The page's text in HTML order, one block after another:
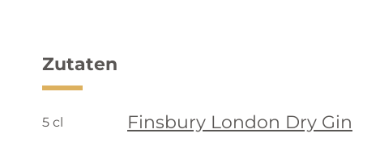
Zutaten
5 cl Finsbury London Dry Gin